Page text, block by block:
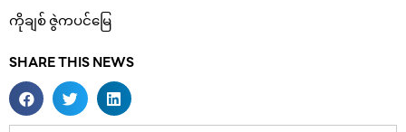
ကိုချစ် ဇွဲကပင်မြေ
SHARE THIS NEWS